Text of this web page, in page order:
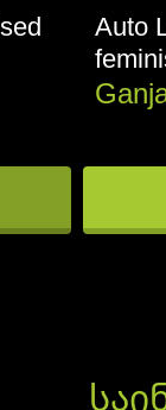
Auto